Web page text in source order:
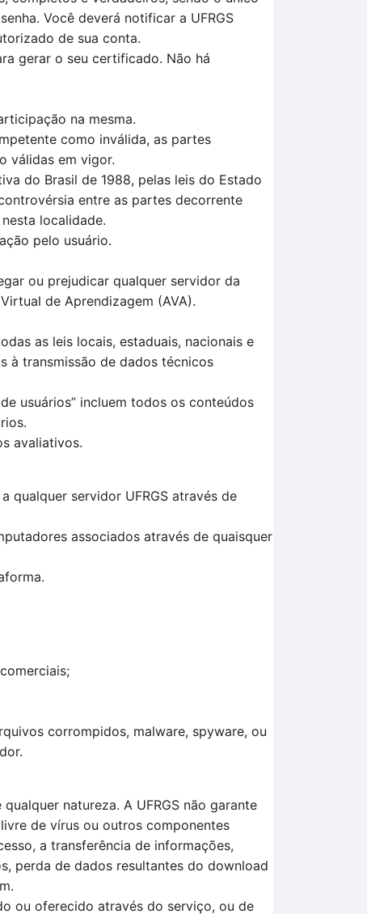
Você deverá notificar a UFRGS
de sua conta.
gerar o seu certificado. Não há
na mesma.
como inválida, as partes
válidas em vigor.
do Brasil de 1988, pelas leis do Estado
entre as partes decorrente
localidade.
pelo usuário.
ou prejudicar qualquer servidor da
de Aprendizagem (AVA).
as leis locais, estaduais, nacionais e
à transmissão de dados técnicos
usuários” incluem todos os conteúdos
avaliativos.
qualquer servidor UFRGS através de
associados através de quaisquer
corrompidos, malware, spyware, ou
natureza. A UFRGS não garante
de vírus ou outros componentes
a transferência de informações,
perda de dados resultantes do download
ou oferecido através do serviço, ou de